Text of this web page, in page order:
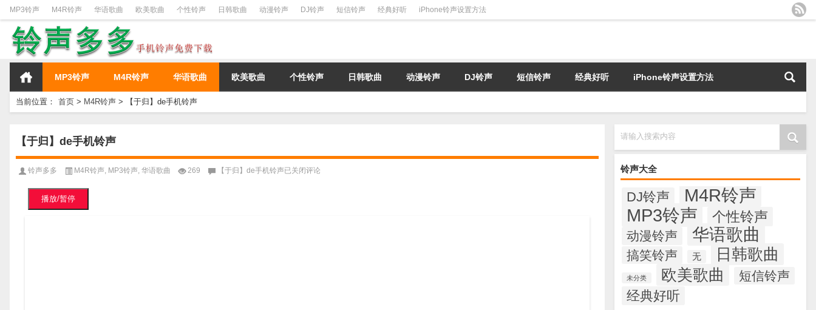
MP3铃声 M4R铃声 华语歌曲 欧美歌曲 个性铃声 日韩歌曲 动漫铃声 DJ铃声 短信铃声 经典好听 iPhone铃声设置方法
MP3铃声 M4R铃声 华语歌曲 欧美歌曲 个性铃声 日韩歌曲 动漫铃声 DJ铃声 短信铃声 经典好听 iPhone铃声设置方法
当前位置： 首页 > M4R铃声 > 【于归】de手机铃声
请输入搜索内容
铃声大全
DJ铃声
M4R铃声
MP3铃声
个性铃声
动漫铃声 华语歌曲
搞笑铃声 无 日韩歌曲
未分类 欧美歌曲 短信铃声
经典好听
【于归】de手机铃声
铃声多多 M4R铃声, MP3铃声, 华语歌曲 269 【于归】de手机铃声已关闭评论
播放/暂停